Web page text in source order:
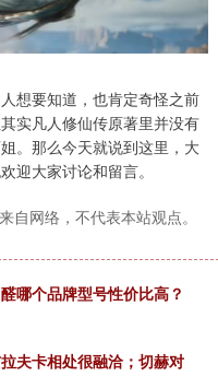
想要知道，也肯定奇怪之前
实凡人修仙传原著里并没有
。那么今天就说到这里，大
迎大家讨论和留言。
自网络，不代表本站观点。
哪个品牌型号性价比高？
夫卡相处很融洽；切赫对